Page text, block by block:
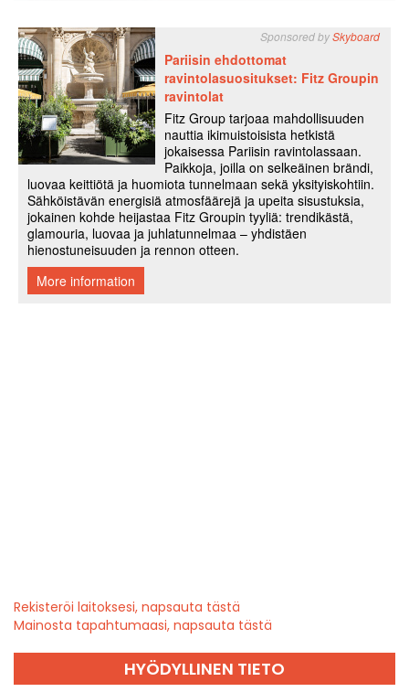
Rekisteröi laitoksesi, napsauta tästä
Mainosta tapahtumaasi, napsauta tästä
HYÖDYLLINEN TIETO